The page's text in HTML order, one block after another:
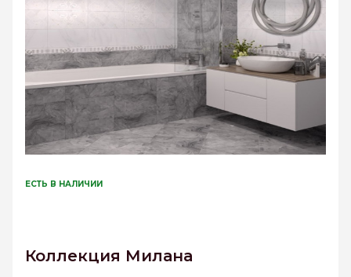
ЕСТЬ В НАЛИЧИИ
Коллекция Милана